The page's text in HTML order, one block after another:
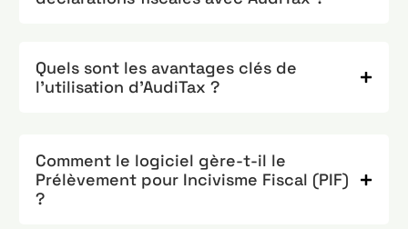
Quels sont les avantages clés de
l'utilisation d'AudiTax ?
Comment le logiciel gère-t-il le
Prélèvement pour Incivisme Fiscal (PIF)
?